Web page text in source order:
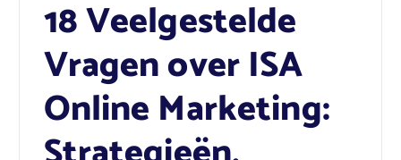
18 Veelgestelde
Vragen over ISA
Online Marketing: